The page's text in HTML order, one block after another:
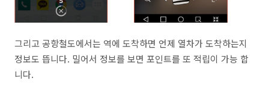
그리고 공항철도에서는 역에 도착하면 언제 열차가 도착하는지
정보도 뜹니다. 밀어서 정보를 보면 포인트를 또 적립이 가능 합
니다.